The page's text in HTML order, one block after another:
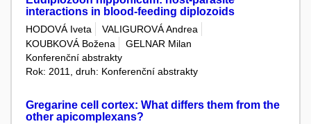
interactions in blood-feeding diplozoids
HODOVÁ Iveta
VALIGUROVÁ Andrea
KOUBKOVÁ Božena
GELNAR Milan
Konferenční abstrakty
Rok: 2011, druh: Konferenční abstrakty
Gregarine cell cortex: What differs them from the
other apicomplexans?